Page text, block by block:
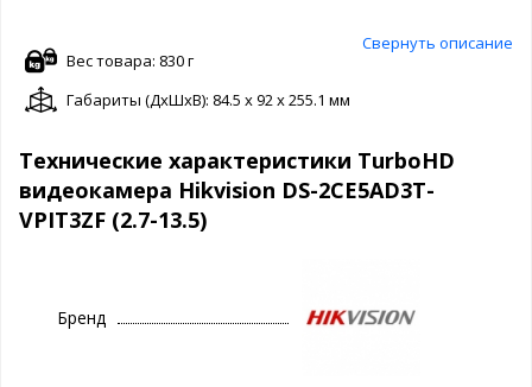
Свернуть описание
Вес товара: 830 г
Габариты (ДxШxВ): 84.5 x 92 x 255.1 мм
Технические характеристики TurboHD
видеокамера Hikvision DS-2CE5AD3T-
VPIT3ZF (2.7-13.5)
Бренд